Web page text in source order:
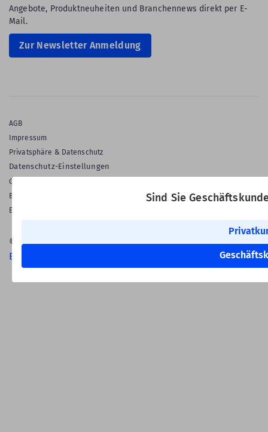
Sind Sie
Angebote, Produktneuheiten und Branchennews direkt per E-
Mail.
Zur Newsletter Anmeldung
AGB
Impressum
Privatsphäre & Datenschutz
Datenschutz-Einstellungen
Gewährleistung
Barrierefreiheitserklärung
English Language
© 2026 Labelident GmbH
Ein Unternehmen der Klaus Kroschke Gruppe